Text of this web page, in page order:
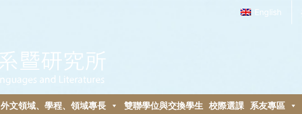
English
外⽂領域、學程、領域專長 雙聯學位與交換學生 校際選課 系友專區